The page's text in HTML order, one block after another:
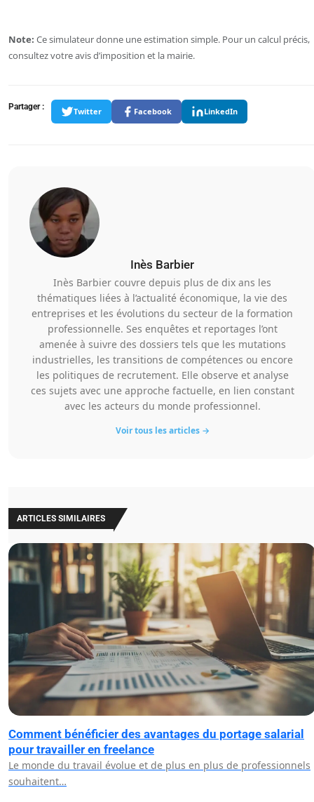
Note: Ce simulateur donne une estimation simple. Pour un calcul précis,
consultez votre avis d’imposition et la mairie.
Partager : Twitter Facebook LinkedIn
Inès Barbier
Inès Barbier couvre depuis plus de dix ans les
thématiques liées à l’actualité économique, la vie des
entreprises et les évolutions du secteur de la formation
professionnelle. Ses enquêtes et reportages l’ont
amenée à suivre des dossiers tels que les mutations
industrielles, les transitions de compétences ou encore
les politiques de recrutement. Elle observe et analyse
ces sujets avec une approche factuelle, en lien constant
avec les acteurs du monde professionnel.
Voir tous les articles →
ARTICLES SIMILAIRES
Comment bénéficier des avantages du portage salarial
pour travailler en freelance
Le monde du travail évolue et de plus en plus de professionnels
souhaitent…